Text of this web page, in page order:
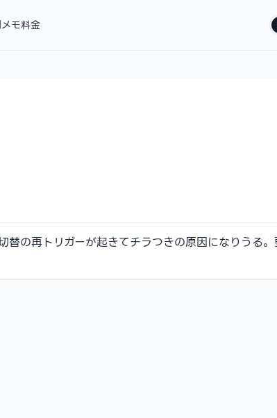
モ料金
の再トリガーが起きてチラつきの原因になりうる